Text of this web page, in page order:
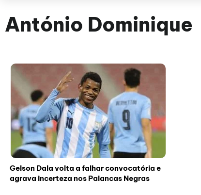
António Dominique
Gelson Dala volta a falhar convocatória e
agrava incerteza nos Palancas Negras